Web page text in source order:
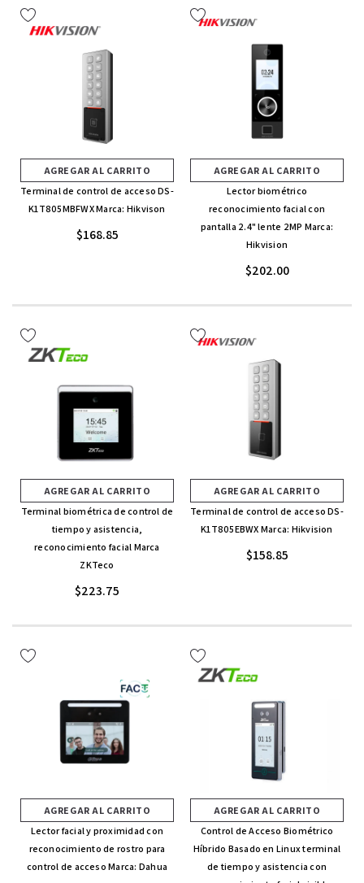
AGREGAR AL CARRITO
Terminal de control de acceso DS-
K1T805MBFWX Marca: Hikvison
$168.85
AGREGAR AL CARRITO
Lector biométrico
reconocimiento facial con
pantalla 2.4" lente 2MP Marca:
Hikvision
$202.00
AGREGAR AL CARRITO
Terminal biométrica de control de
tiempo y asistencia,
reconocimiento facial Marca
ZKTeco
$223.75
AGREGAR AL CARRITO
Terminal de control de acceso DS-
K1T805EBWX Marca: Hikvision
$158.85
AGREGAR AL CARRITO
Lector facial y proximidad con
reconocimiento de rostro para
control de acceso Marca: Dahua
AGREGAR AL CARRITO
Control de Acceso Biométrico
Híbrido Basado en Linux terminal
de tiempo y asistencia con